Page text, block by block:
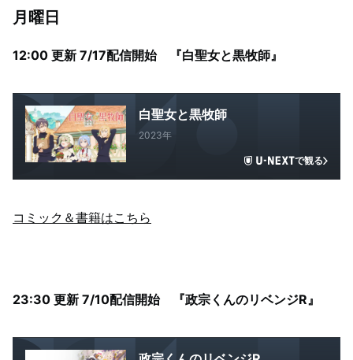
月曜日
12:00 更新 7/17配信開始 『白聖女と黒牧師』
白聖女と黒牧師
2023年
で観る
コミック＆書籍はこちら
23:30 更新 7/10配信開始 『政宗くんのリベンジR』